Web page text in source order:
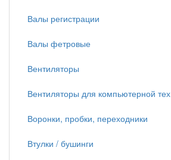
Валы регистрации
Валы фетровые
Вентиляторы
Вентиляторы для компьютерной тех
Воронки, пробки, переходники
Втулки / бушинги